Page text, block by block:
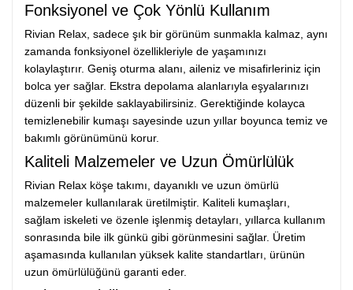
Fonksiyonel ve Çok Yönlü Kullanım
Rivian Relax, sadece şık bir görünüm sunmakla kalmaz, aynı
zamanda fonksiyonel özellikleriyle de yaşamınızı
kolaylaştırır. Geniş oturma alanı, aileniz ve misafirleriniz için
bolca yer sağlar. Ekstra depolama alanlarıyla eşyalarınızı
düzenli bir şekilde saklayabilirsiniz. Gerektiğinde kolayca
temizlenebilir kumaşı sayesinde uzun yıllar boyunca temiz ve
bakımlı görünümünü korur.
Kaliteli Malzemeler ve Uzun Ömürlülük
Rivian Relax köşe takımı, dayanıklı ve uzun ömürlü
malzemeler kullanılarak üretilmiştir. Kaliteli kumaşları,
sağlam iskeleti ve özenle işlenmiş detayları, yıllarca kullanım
sonrasında bile ilk günkü gibi görünmesini sağlar. Üretim
aşamasında kullanılan yüksek kalite standartları, ürünün
uzun ömürlülüğünü garanti eder.